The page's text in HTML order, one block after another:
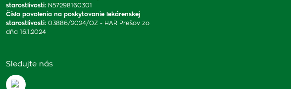
starostlivosti: N57298160301
Číslo povolenia na poskytovanie lekárenskej
starostlivosti: 03886/2024/OZ - HAR Prešov zo
dňa 16.1.2024
Sledujte nás